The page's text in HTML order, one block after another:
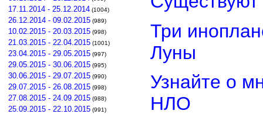
17.11.2014 - 25.12.2014 (1004)
26.12.2014 - 09.02.2015 (989)
10.02.2015 - 20.03.2015 (998)
21.03.2015 - 22.04.2015 (1001)
23.04.2015 - 29.05.2015 (997)
29.05.2015 - 30.06.2015 (995)
30.06.2015 - 29.07.2015 (990)
29.07.2015 - 26.08.2015 (998)
27.08.2015 - 24.09.2015 (988)
25.09.2015 - 22.10.2015 (991)
Три
Луны
Узнайте о
НЛО